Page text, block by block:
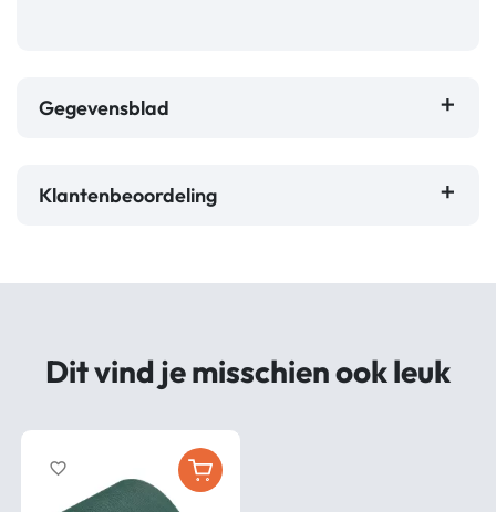
Gegevensblad
Klantenbeoordeling
Dit vind je misschien ook leuk
favorite_border